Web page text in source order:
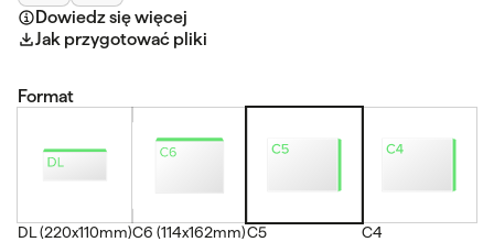
Dowiedz się więcej
Jak przygotować pliki
Format
DL (220x110mm)C6 (114x162mm)C5
C4